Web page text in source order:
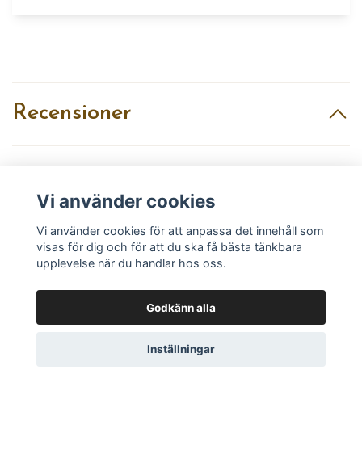
Recensioner
Recensera produkt
Vi använder cookies
Vi använder cookies för att anpassa det innehåll som
visas för dig och för att du ska få bästa tänkbara
upplevelse när du handlar hos oss.
Godkänn alla
Inställningar